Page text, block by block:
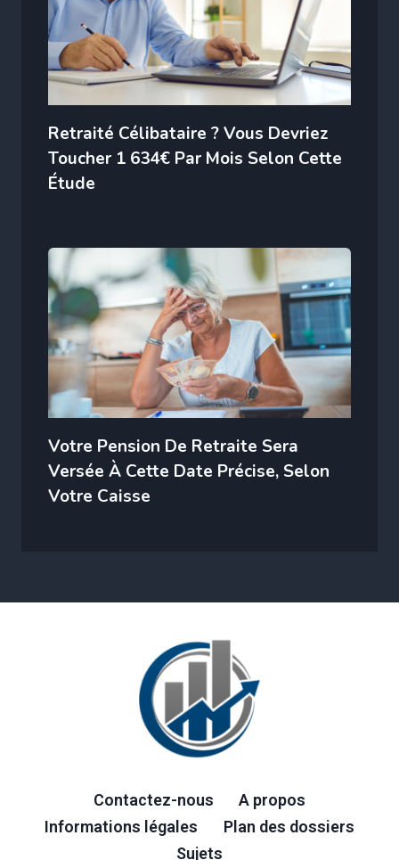
Retraité Célibataire ? Vous Devriez
Toucher 1 634€ Par Mois Selon Cette
Étude
Votre Pension De Retraite Sera
Versée À Cette Date Précise, Selon
Votre Caisse
Contactez-nous
A propos
Informations légales
Plan des dossiers
Sujets